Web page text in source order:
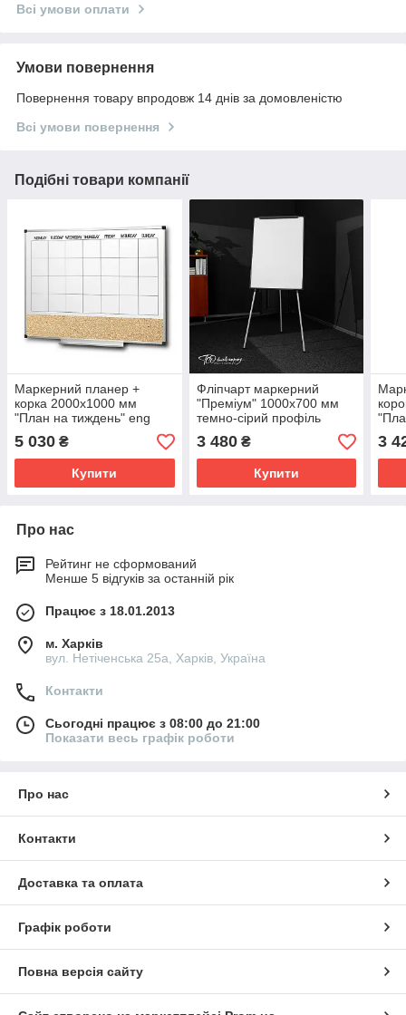
Всі умови оплати
Умови повернення
Повернення товару впродовж 14 днів за домовленістю
Всі умови повернення
Подібні товари компанії
Маркерний планер +
корка 2000х1000 мм
"План на тиждень" eng
5 030 ₴
Купити
Фліпчарт маркерний
"Преміум" 1000х700 мм
темно-сірий профіль
3 480₴
Купити
3
Про нас
Рейтинг не сформований
Менше 5 відгуків за останній рік
Працює з 18.01.2013
м. Харків
вул. Нетіченська 25а, Харків, Україна
Контакти
Сьогодні працює з 08:00 до 21:00
Показати весь графік роботи
Про нас
Контакти
Доставка та оплата
Графік роботи
Повна версія сайту